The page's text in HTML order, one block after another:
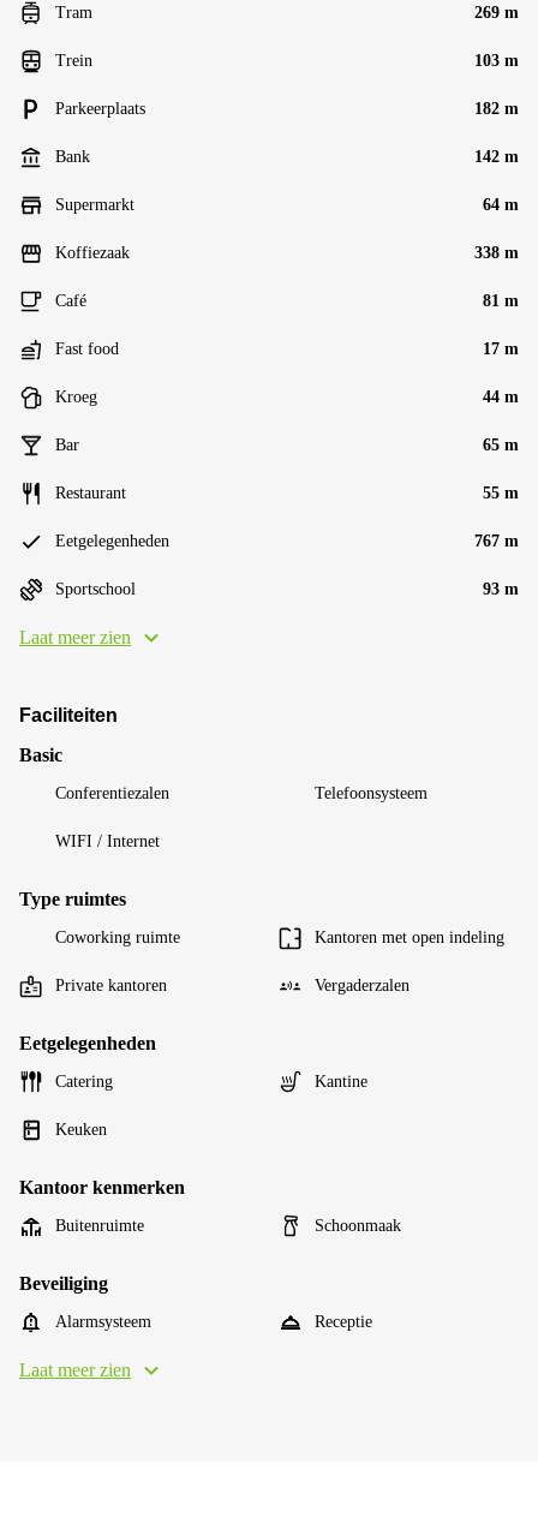
Tram 269 m
Trein 103 m
Parkeerplaats 182 m
Bank 142 m
Supermarkt 64 m
Koffiezaak 338 m
Café 81 m
Fast food 17 m
Kroeg 44 m
Bar 65 m
Restaurant 55 m
Eetgelegenheden 767 m
Sportschool 93 m
Laat meer zien
Faciliteiten
Basic
Conferentiezalen Telefoonsysteem
WIFI / Internet
Type ruimtes
Coworking ruimte Kantoren met open indeling
Private kantoren Vergaderzalen
Eetgelegenheden
Catering Kantine
Keuken
Kantoor kenmerken
Buitenruimte Schoonmaak
Beveiliging
Alarmsysteem Receptie
Laat meer zien